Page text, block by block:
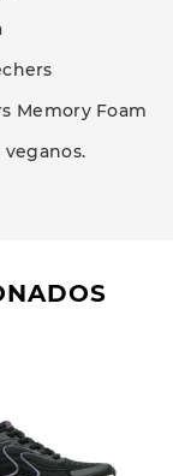
Memory Foam
veganos.